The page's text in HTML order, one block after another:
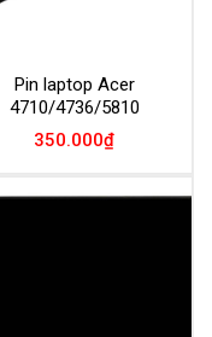
Pin laptop Acer
4710/4736/5810
350.000₫